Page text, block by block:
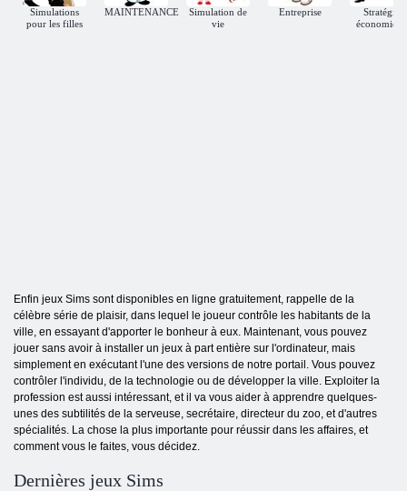
Simulations
pour les filles
MAINTENANCE
Simulation de
vie
Entreprise
Stratégie
économique
Enfin jeux Sims sont disponibles en ligne gratuitement, rappelle de la
célèbre série de plaisir, dans lequel le joueur contrôle les habitants de la
ville, en essayant d'apporter le bonheur à eux. Maintenant, vous pouvez
jouer sans avoir à installer un jeux à part entière sur l'ordinateur, mais
simplement en exécutant l'une des versions de notre portail. Vous pouvez
contrôler l'individu, de la technologie ou de développer la ville. Exploiter la
profession est aussi intéressant, et il va vous aider à apprendre quelques-
unes des subtilités de la serveuse, secrétaire, directeur du zoo, et d'autres
spécialités. La chose la plus importante pour réussir dans les affaires, et
comment vous le faites, vous décidez.
Dernières jeux Sims